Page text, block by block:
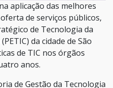
aplicação das melhores
de serviços públicos,
de Tecnologia da
da cidade de São
de TIC nos órgãos
anos.
de Gestão da Tecnologia